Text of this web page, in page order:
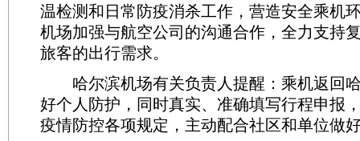
温检测和日常防疫消杀工作，营造安全乘机
机场加强与航空公司的沟通合作，全力支持
旅客的出行需求。
哈尔滨机场有关负责人提醒：乘机返回
好个人防护，同时真实、准确填写行程申报
疫情防控各项规定，主动配合社区和单位做